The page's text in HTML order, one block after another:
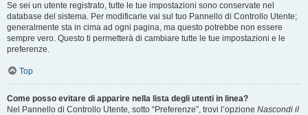
Se sei un utente registrato, tutte le tue impostazioni sono conservate nel
database del sistema. Per modificarle vai sul tuo Pannello di Controllo Utente;
generalmente sta in cima ad ogni pagina, ma questo potrebbe non essere
sempre vero. Questo ti permetterà di cambiare tutte le tue impostazioni e le
preferenze.
Top
Come posso evitare di apparire nella lista degli utenti in linea?
Nel Pannello di Controllo Utente, sotto “Preferenze”, trovi l’opzione Nascondi il